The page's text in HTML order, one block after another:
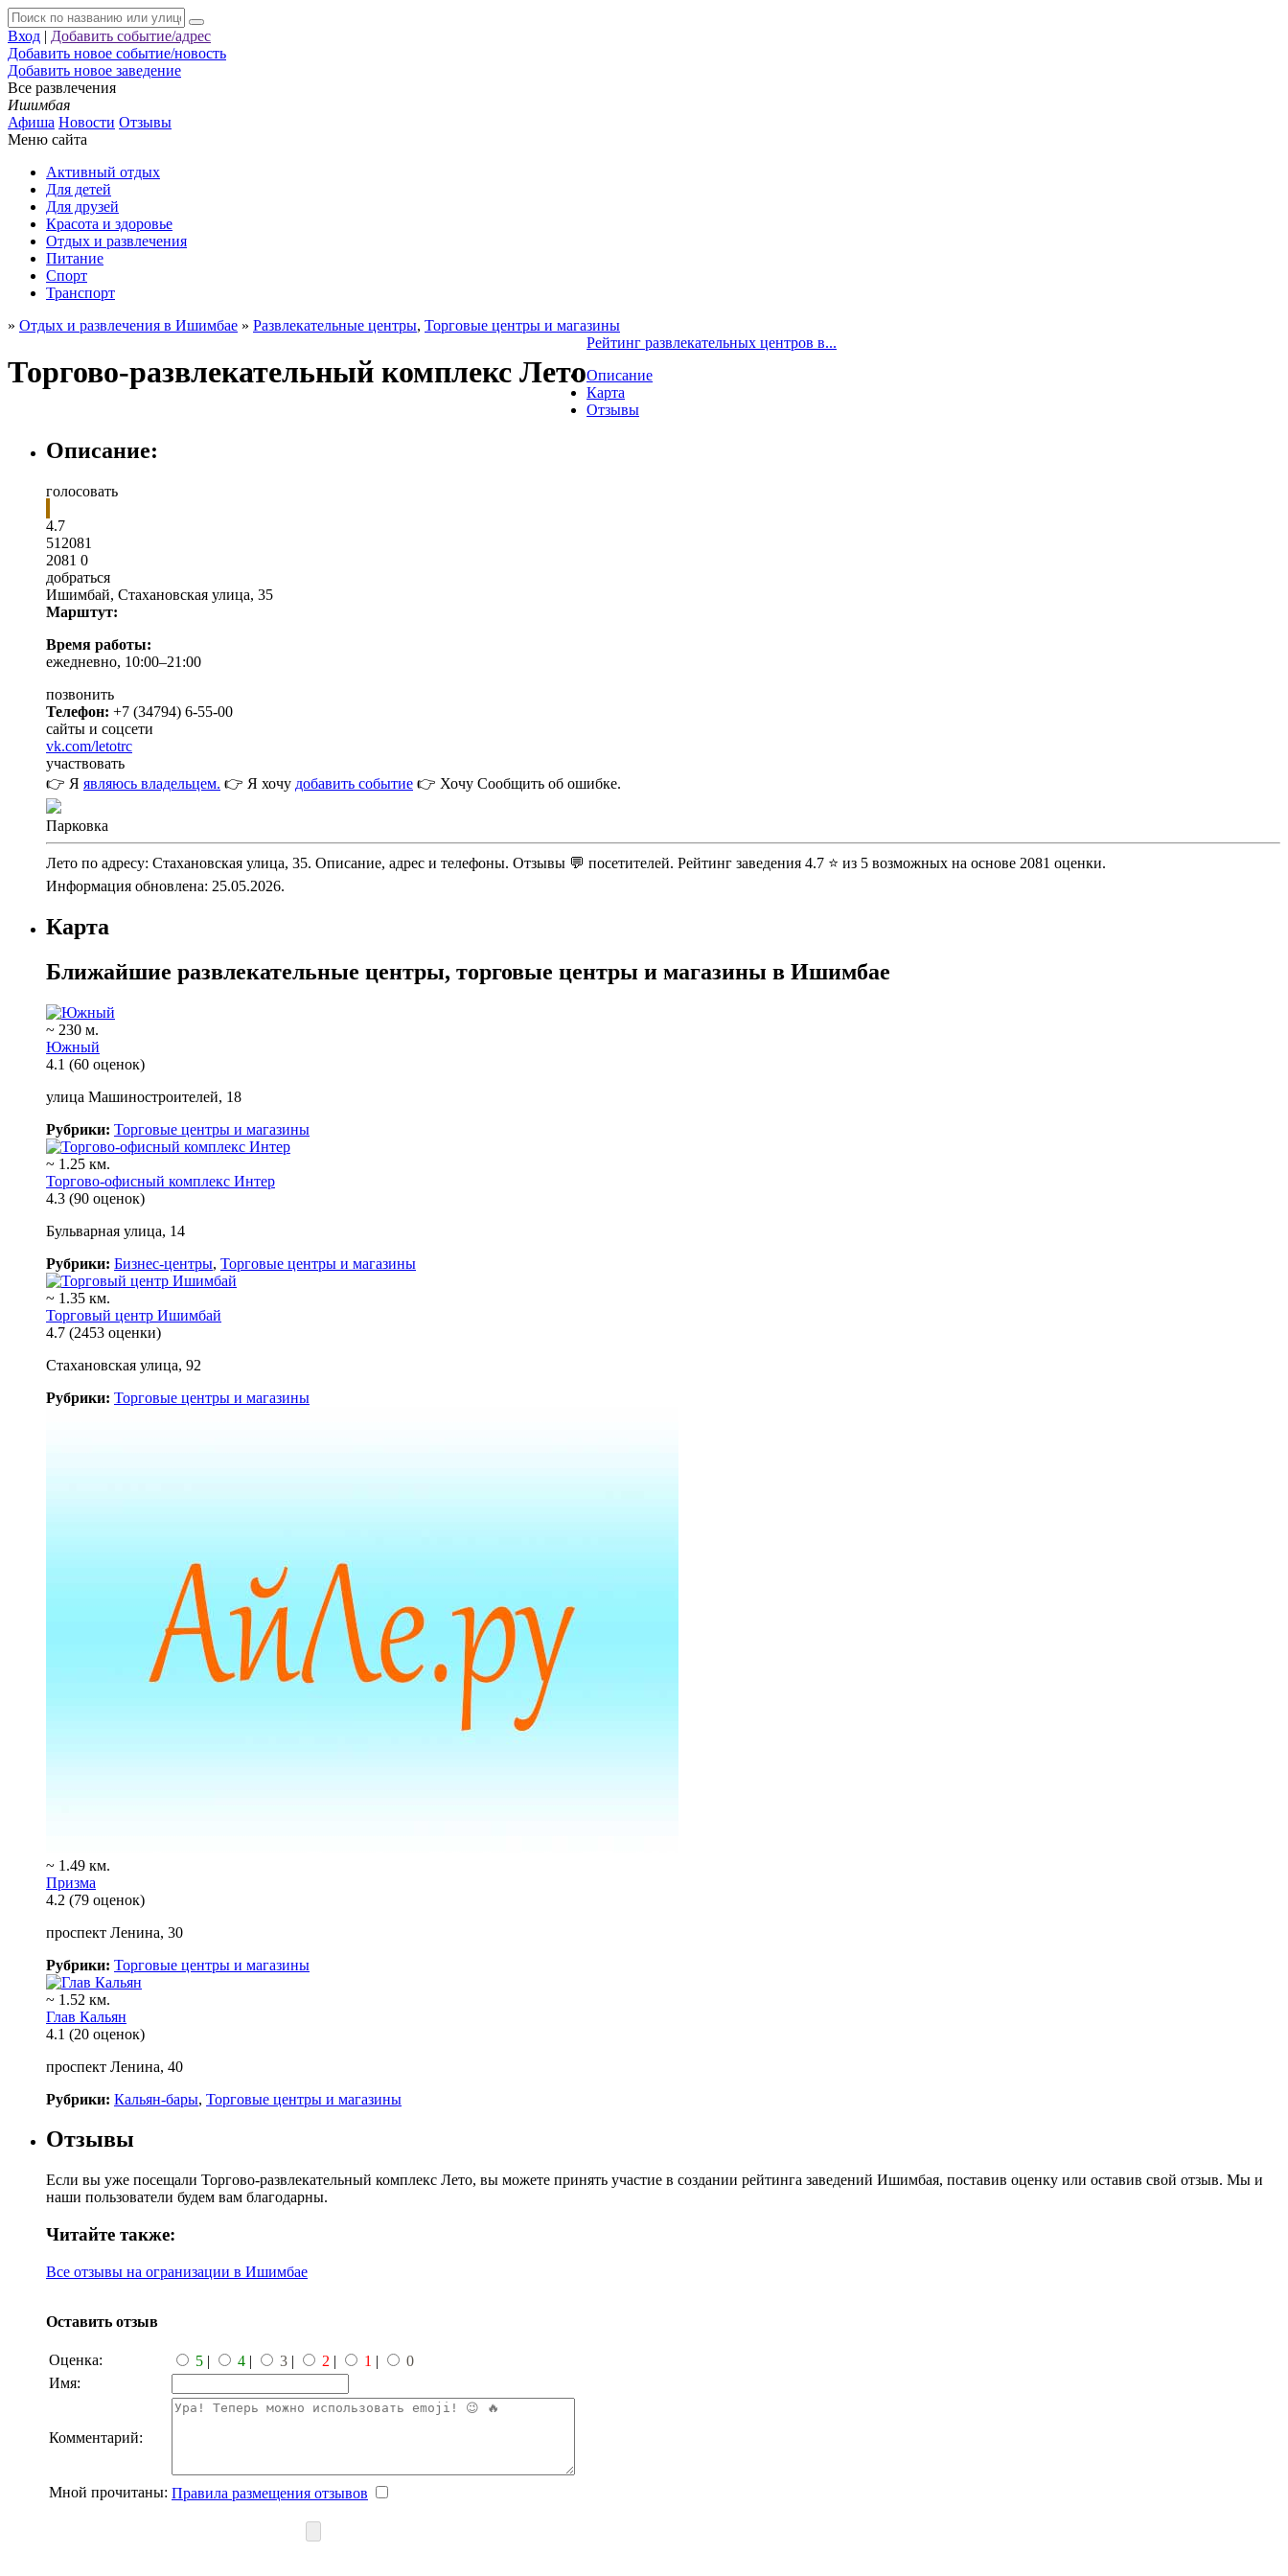
Вход | Добавить событие/адрес
Добавить новое событие/новость
Добавить новое заведение
Все развлечения
Ишимбая
Афиша Новости Отзывы
Меню сайта
Активный отдых
Для детей
Для друзей
Красота и здоровье
Отдых и развлечения
Питание
Спорт
Транспорт
» Отдых и развлечения в Ишимбае » Развлекательные центры, Торговые центры и магазины
Торгово-развлекательный комплекс Лето
Рейтинг развлекательных центров в...
Описание
Карта
Отзывы
Описание:
голосовать
4.7
51 2081
2081 0
добраться
Ишимбай, Стахановская улица, 35
Марштут:
Время работы:
ежедневно, 10:00–21:00
позвонить
Телефон: +7 (34794) 6-55-00
сайты и соцсети
vk.com/letotrc
участвовать
👉 Я являюсь владельцем. 👉 Я хочу добавить событие 👉 Хочу Сообщить об ошибке.
Парковка
Лето по адресу: Стахановская улица, 35. Описание, адрес и телефоны. Отзывы 💬 посетителей. Рейтинг заведения 4.7 ⭐ из 5 возможных на основе 2081 оценки.
Информация обновлена: 25.05.2026.
Карта
Ближайшие развлекательные центры, торговые центры и магазины в Ишимбае
~ 230 м.
Южный
4.1 (60 оценок)
улица Машиностроителей, 18
Рубрики: Торговые центры и магазины
~ 1.25 км.
Торгово-офисный комплекс Интер
4.3 (90 оценок)
Бульварная улица, 14
Рубрики: Бизнес-центры, Торговые центры и магазины
~ 1.35 км.
Торговый центр Ишимбай
4.7 (2453 оценки)
Стахановская улица, 92
Рубрики: Торговые центры и магазины
~ 1.49 км.
Призма
4.2 (79 оценок)
проспект Ленина, 30
Рубрики: Торговые центры и магазины
~ 1.52 км.
Глав Кальян
4.1 (20 оценок)
проспект Ленина, 40
Рубрики: Кальян-бары, Торговые центры и магазины
Отзывы
Если вы уже посещали Торгово-развлекательный комплекс Лето, вы можете принять участие в создании рейтинга заведений Ишимбая, поставив оценку или оставив свой отзыв. Мы и
наши пользователи будем вам благодарны.
Читайте также:
Все отзывы на огранизации в Ишимбае
Оставить отзыв
Оценка: 5 | 4 | 3 | 2 | 1 |
0
Имя:
Комментарий:
Мной прочитаны: Правила размещения отзывов